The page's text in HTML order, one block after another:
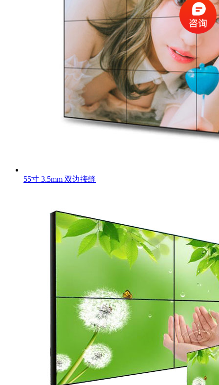
55寸 3.5mm 双边接缝